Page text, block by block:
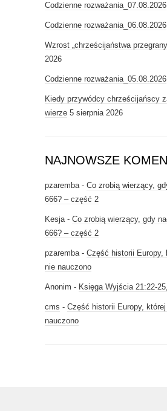
Codzienne rozważania_07.08.2026
Codzienne rozważania_06.08.2026
Wzrost „chrześcijaństwa
2026
Codzienne rozważania_05.08.2026
Kiedy przywódcy chrześcijańscy
wierze 5 sierpnia 2026
NAJNOWSZE
pzaremba- Co zrobią wierzący,
666? – część 2
Kesja- Co zrobią wierzący, gdy
666? – część 2
pzaremba- Część historii Europy,
nie nauczono
Anonim - Księga Wyjścia 21:22-
cms - Część historii Europy,
nauczono